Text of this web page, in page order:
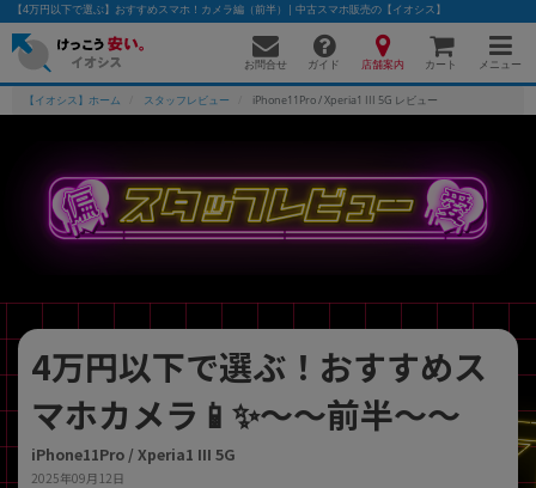
【4万円以下で選ぶ】おすすめスマホ！カメラ編（前半）| 中古スマホ販売の【イオシス】
お問合せ ガイド 店舗案内 カート メニュー
【イオシス】ホーム スタッフレビュー iPhone11Pro / Xperia1 III 5G レビュー
4万円以下で選ぶ！おすすめス
マホカメラ📱✨～～前半～～
iPhone11Pro / Xperia1 III 5G
2025年09月12日
かんたんパソコン検索に切り替える
除外ワード
人気の検索ワード： Let's noteEliteBook MacBook
カテゴリー
商品ジャンルの絞り込み
「スマートフォン」「タブレット」など